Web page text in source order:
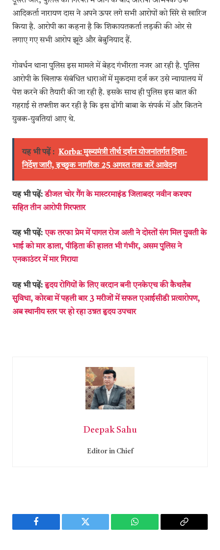
आदिकर्ता नारायण दास ने अपने ऊपर लगे सभी आरोपों को सिरे से खारिज
किया है. आरोपी का कहना है कि शिकायतकर्ता लड़की की ओर से
लगाए गए सभी आरोप झूठे और बेबुनियाद हैं.
गोवर्धन थाना पुलिस इस मामले में बेहद गंभीरता नजर आ रही है. पुलिस
आरोपी के खिलाफ संबंधित धाराओं में मुकदमा दर्ज कर उसे न्यायालय में
पेश करने की तैयारी की जा रही है. इसके साथ ही पुलिस इस बात की
गहराई से तफ्तीश कर रही है कि इस ढोंगी बाबा के संपर्क में और कितने
युवक-युवतियां आए थे.
यह भी पढ़ें : Korba: मुख्यमंत्री तीर्थ दर्शन योजनांतर्गत दिशा-
निर्देश जारी, इच्छुक नागरिक 25 अगस्त तक करें आवेदन
यह भी पढ़ें:डीजल चोर गैंग के मास्टरमाइंड जिलाबदर नवीन कश्यप
सहित तीन आरोपी गिरफ्तार
यह भी पढ़ें: एक तरफा प्रेम में पागल रोज अली ने दोस्तों संग मिल युवती के
भाई को मार डाला, पीड़िता की हालत भी गंभीर, असम पुलिस ने
एनकाउंटर में मार गिराया
यह भी पढ़ें:हृदय रोगियों के लिए वरदान बनी एनकेएच की कैथलैब
सुविधा, कोरबा में पहली बार 3 मरीजों में सफल एआईसीडी प्रत्यारोपण,
अब स्थानीय स्तर पर हो रहा उन्नत हृदय उपचार
Deepak Sahu
Editor in Chief
Facebook Twitter WhatsApp
Copy